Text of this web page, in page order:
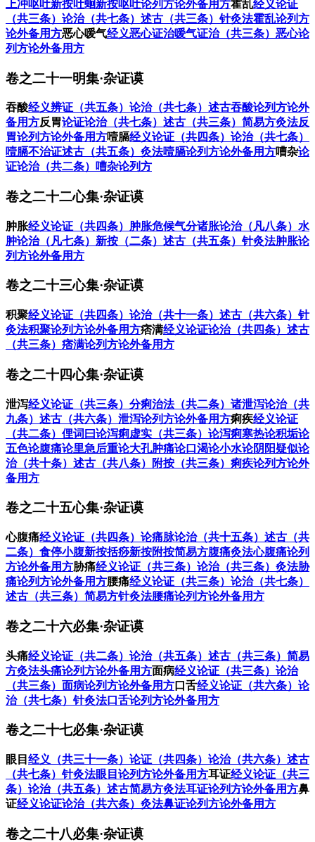
上冲呕吐新按吐蛔新按呕吐论列方论外备用方霍乱经义论证
（共三条） 论治（共七条） 述古（共三条）针灸法霍乱论列方
论外备用方恶心嗳气经义恶心证治嗳气证治（共三条） 恶心论
列方论外备用方
卷之二十一明集·杂证谟
吞酸经义辨证（共五条） 论治（共七条） 述古吞酸论列方论外
备用方反胃论证论治（共七条） 述古（共三条） 简易方灸法反
胃论列方论外备用方噎膈经义论证（共四条） 论治（共七条）
噎膈不治证述古（共五条） 灸法噎膈论列方论外备用方嘈杂论
证论治（共二条） 嘈杂论列方
卷之二十二心集·杂证谟
肿胀经义论证（共四条） 肿胀危候气分诸胀论治（凡八条） 水
肿论治（凡七条） 新按（二条） 述古（共五条）针灸法肿胀论
列方论外备用方
卷之二十三心集·杂证谟
积聚经义论证（共四条） 论治（共十一条） 述古（共六条）针
灸法积聚论列方论外备用方痞满经义论证论治（共四条） 述古
（共三条） 痞满论列方论外备用方
卷之二十四心集·杂证谟
泄泻经义论证（共三条） 分痢治法（共二条） 诸泄泻论治（共
九条） 述古（共六条） 泄泻论列方论外备用方痢疾经义论证
（共二条） 俚词曰论泻痢虚实（共三条） 论泻痢寒热论积垢论
五色论腹痛论里急后重论大孔肿痛论口渴论小水论阴阳疑似论
治（共十条） 述古（共八条） 附按（共三条） 痢疾论列方论外
备用方
卷之二十五心集·杂证谟
心腹痛经义论证（共四条） 论痛脉论治（共十五条） 述古（共
二条） 食停小腹新按括痧新按附按简易方腹痛灸法心腹痛论列
方论外备用方胁痛经义论证（共三条） 论治（共三条） 灸法胁
痛论列方论外备用方腰痛经义论证（共三条） 论治（共七条）
述古（共三条） 简易方针灸法腰痛论列方论外备用方
卷之二十六必集·杂证谟
头痛经义论证（共二条） 论治（共五条） 述古（共三条） 简易
方灸法头痛论列方论外备用方面病经义论证（共三条） 论治
（共三条） 面病论列方论外备用方口舌经义论证（共六条） 论
治（共七条）针灸法口舌论列方论外备用方
卷之二十七必集·杂证谟
眼目 经义（共三十一条） 论证（共四条） 论治（共六条） 述古
（共七条）针灸法眼目论列方论外备用方耳证经义论证（共三
条） 论治（共五条） 述古简易方灸法耳证论列方论外备用方鼻
证经义论证论治（共六条） 灸法鼻证论列方论外备用方
卷之二十八必集·杂证谟